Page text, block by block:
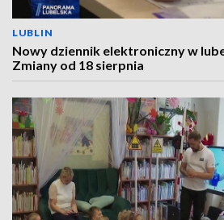
LUBLIN
Nowy dziennik elektroniczny w
Zmiany od 18 sierpnia